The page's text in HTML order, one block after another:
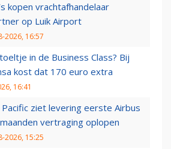
kopen vrachtafhandelaar
op Luik Airport
2026, 16:57
in de Business Class? Bij
kost dat 170 euro extra
16:41
Pacific ziet levering eerste Airbus
vertraging oplopen
2026, 15:25